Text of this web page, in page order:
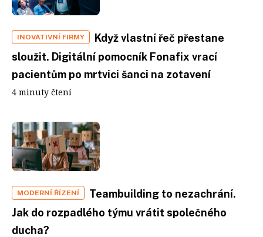
INOVATIVNÍ FIRMY
Když vlastní řeč přestane
sloužit. Digitální pomocník Fonafix vrací
pacientům po mrtvici šanci na zotavení
4 minuty čtení
MODERNÍ ŘÍZENÍ
Teambuilding to nezachrání.
Jak do rozpadlého týmu vrátit společného
ducha?